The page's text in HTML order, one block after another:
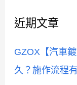
字
:
近期文章
GZOX【汽車
久？施作流程